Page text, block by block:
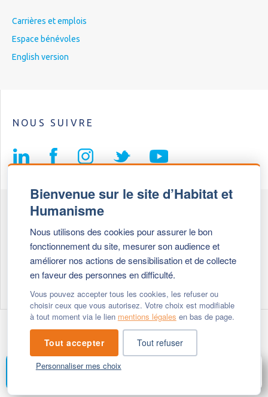
Bienvenue sur le site d’Habitat et
Humanisme
Nous utilisons des cookies pour assurer le bon
fonctionnement du site, mesurer son audience et
améliorer nos actions de sensibilisation et de collecte
en faveur des personnes en difficulté.
Vous pouvez accepter tous les cookies, les refuser ou
choisir ceux que vous autorisez. Votre choix est modifiable
à tout moment via le lien mentions légales en bas de page.
Tout accepter Tout refuser
Personnaliser mes choix
Carrières et emplois
Espace bénévoles
English version
NOUS SUIVRE
69647 Caluire et Cuire cedex
+ 33 (0)4 72 27 42 58
- © 2026 Habitat & Humanisme